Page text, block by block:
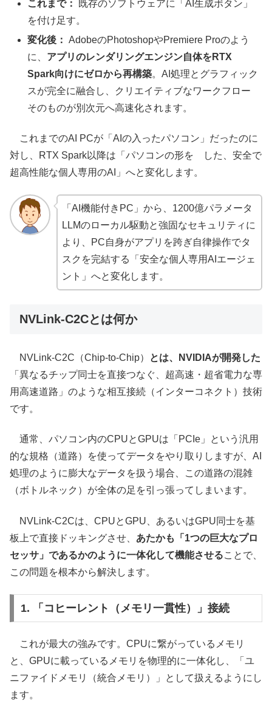
これまで：
既存のソフトウェアに「AI生成ボタン」
を付け足す。
変化後： AdobeのPhotoshopやPremiere Proのよう
に、 アプリのレンダリングエンジン自体をRTX
Spark向けにゼロから再構築。AI処理とグラフィック
スが完全に融合し、クリエイティブなワークフロー
そのものが別次元へ高速化されます。
これまでのAI PCが「AIの入ったパソコン」だったのに
対し、RTX Spark以降は「パソコンの形を した、安全で
超高性能な個人専用のAI」へと変化します。
「AI機能付きPC」から、1200億パラメータ
LLMのローカル駆動と強固なセキュリティに
より、PC自身がアプリを跨ぎ自律操作でタ
スクを完結する「安全な個人専用AIエージェ
ント」へと変化します。
NVLink-C2Cとは何か
NVLink-C2C（Chip-to-Chip）
とは、NVIDIAが開発した
「異なるチップ同士を直接つなぐ、超高速・超省電力な専
用高速道路」のような相互接続（インターコネクト）技術
です。
通常、パソコン内のCPUとGPUは「PCIe」という汎用
的な規格（道路）を使ってデータをやり取りしますが、AI
処理のように膨大なデータを扱う場合、この道路の混雑
（ボトルネック）が全体の足を引っ張ってしまいます。
NVLink-C2Cは、CPUとGPU、あるいはGPU同士を基
板上で直接ドッキングさせ、 あたかも「1つの巨大なプロ
セッサ」であるかのように一体化して機能させることで、
この問題を根本から解決します。
1. 「コヒーレント（メモリ一貫性）」接続
これが最大の強みです。CPUに繋がっているメモリ
と、GPUに載っているメモリを物理的に一体化し、「ユ
ニファイドメモリ（統合メモリ）」として扱えるようにし
ます。